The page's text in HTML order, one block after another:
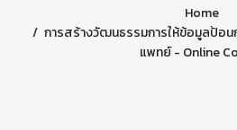
Home
การสร้างวัฒนธรรมการให้ข้อมูลป้อน
แพทย์ - Online